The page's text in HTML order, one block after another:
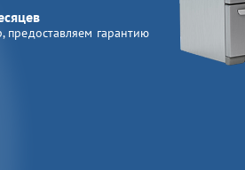
предоставляем гарантию